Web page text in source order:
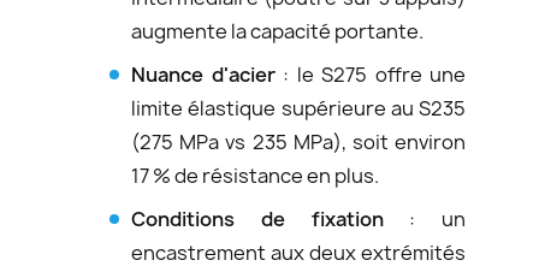
augmente la capacité portante.
Nuance d'acier: le S275 offre une
limite élastique supérieure au S235
(275 MPa vs 235 MPa), soit environ
17 % de résistance en plus.
Conditions de fixation: un
encastrement aux deux extrémités